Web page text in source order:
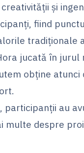
și
fiind
tradiționale
jucată în
obține
participanții au
multe despre